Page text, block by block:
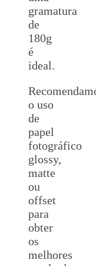
gramatura
de
180g
é
ideal.
o uso
de
papel
fotográfico
glossy,
matte
ou
offset
para
obter
os
melhores